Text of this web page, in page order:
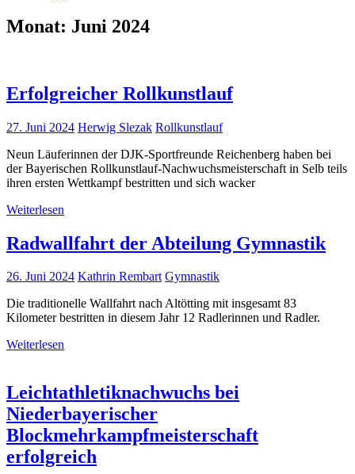
Monat: Juni 2024
Erfolgreicher Rollkunstlauf
27. Juni 2024 Herwig Slezak Rollkunstlauf
Neun Läuferinnen der DJK-Sportfreunde Reichenberg haben bei
der Bayerischen Rollkunstlauf-Nachwuchsmeisterschaft in Selb teils
ihren ersten Wettkampf bestritten und sich wacker
Weiterlesen
Radwallfahrt der Abteilung Gymnastik
26. Juni 2024 Kathrin Rembart Gymnastik
Die traditionelle Wallfahrt nach Altötting mit insgesamt 83
Kilometer bestritten in diesem Jahr 12 Radlerinnen und Radler.
Weiterlesen
Leichtathletiknachwuchs bei
Niederbayerischer
Blockmehrkampfmeisterschaft
erfolgreich